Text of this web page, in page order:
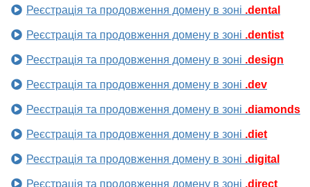
Реєстрація та продовження домену в зоні .dental
Реєстрація та продовження домену в зоні .dentist
Реєстрація та продовження домену в зоні .design
Реєстрація та продовження домену в зоні .dev
Реєстрація та продовження домену в зоні .diamonds
Реєстрація та продовження домену в зоні .diet
Реєстрація та продовження домену в зоні .digital
Реєстрація та продовження домену в зоні .direct